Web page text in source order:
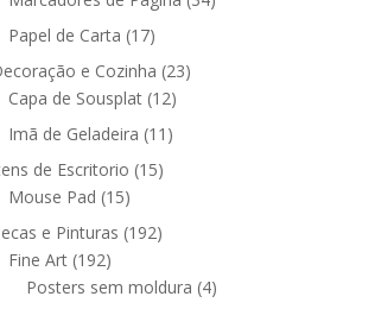
Papel de Carta 1717
produtos
e Cozinha 2323
Capa de Sousplat 1212
produtos
Imã de Geladeira 11 11
de Escritorio 1515
Mouse Pad 1515
produtos
e Pinturas 192192
Fine Art 192192
produtos
Posters sem moldura 44